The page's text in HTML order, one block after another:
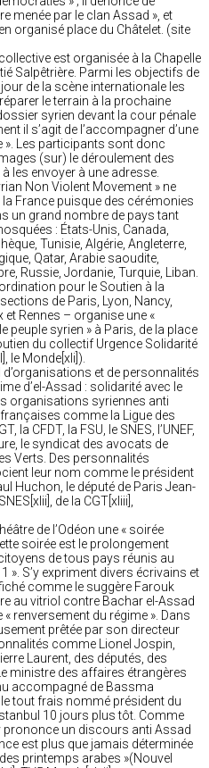
menée par le clan Assad », et
organisé place du Châtelet. (site
est organisée à la Chapelle
Salpêtrière. Parmi les objectifs de
de la scène internationale les
le terrain à la prochaine
syrien devant la cour pénale
il s’agit de l’accompagner d’une
». Les participants sont donc
(sur) le déroulement des
les envoyer à une adresse.
Non Violent Movement » ne
France puisque des cérémonies
un grand nombre de pays tant
: États-Unis, Canada,
Tunisie, Algérie, Angleterre,
Qatar, Arabie saoudite,
Russie, Jordanie, Turquie, Liban.
pour le Soutien à la
de Paris, Lyon, Nancy,
Rennes – organise une «
peuple syrien » à Paris, de la place
du collectif Urgence Solidarité
le Monde[xli]).
d’organisations et de personnalités
d’el-Assad : solidarité avec le
organisations syriennes anti
comme la Ligue des
la CFDT, la FSU, le SNES, l’UNEF,
le syndicat des avocats de
Verts. Des personnalités
leur nom comme le président
Huchon, le député de Paris Jean-
de la CGT[xliii],
de l’Odéon une « soirée
soirée est le prolongement
de tous pays réunis au
». S’y expriment divers écrivains et
comme le suggère Farouk
au vitriol contre Bachar el-Assad
« renversement du régime ». Dans
prêtée par son directeur
comme Lionel Jospin,
Laurent, des députés, des
ministre des affaires étrangères
accompagné de Bassma
tout frais nommé président du
10 jours plus tôt. Comme
un discours anti Assad
est plus que jamais déterminée
printemps arabes »(Nouvel